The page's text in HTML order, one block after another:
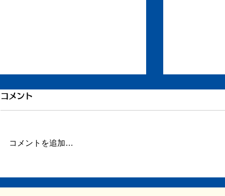
もう一度ちからを
ん。 ただ自宅に戻り、療養して
なと会ったりする力を取り戻せま
くべきなの
コメント
コメントを追加…